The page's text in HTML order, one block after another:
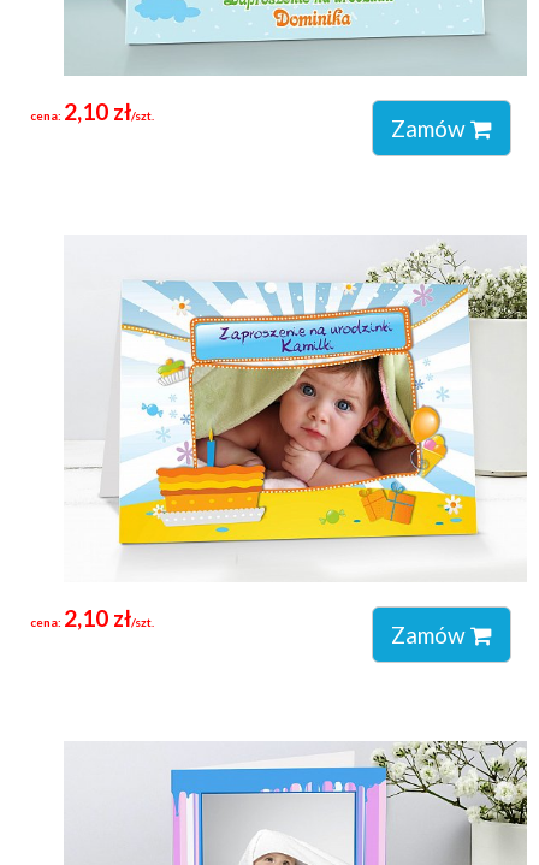
cena: 2,10 zł/szt. Zamów
cena: 2,10 zł/szt. Zamów